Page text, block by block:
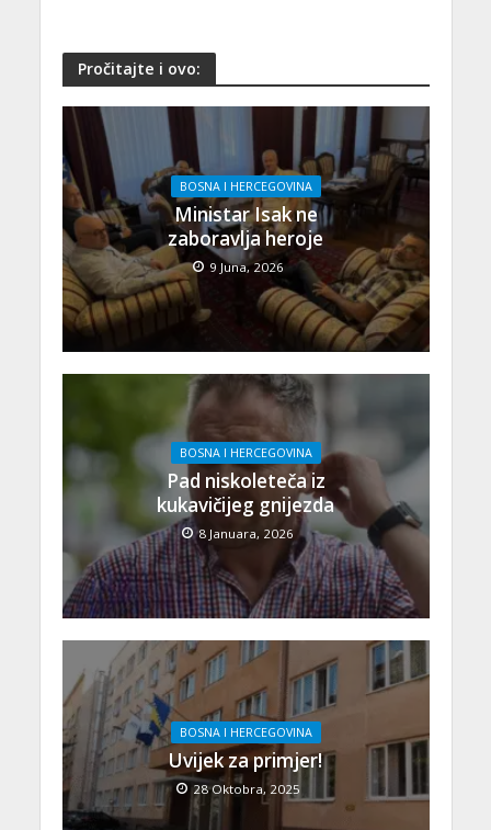
Pročitajte i ovo:
BOSNA I HERCEGOVINA
Ministar Isak ne
zaboravlja heroje
9 Juna, 2026
BOSNA I HERCEGOVINA
Pad niskoleteča iz
kukavičijeg gnijezda
8 Januara, 2026
BOSNA I HERCEGOVINA
Uvijek za primjer!
28 Oktobra, 2025